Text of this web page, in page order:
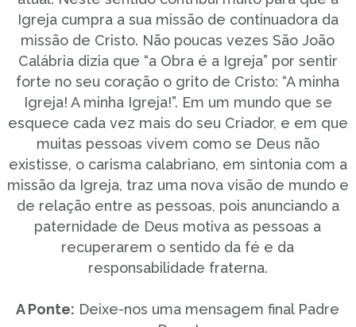
Igreja cumpra a sua missão de continuadora da
missão de Cristo. Não poucas vezes São João
Calábria dizia que “a Obra é a Igreja” por sentir
forte no seu coração o grito de Cristo: “A minha
Igreja! A minha Igreja!”. Em um mundo que se
esquece cada vez mais do seu Criador, e em que
muitas pessoas vivem como se Deus não
existisse, o carisma calabriano, em sintonia com a
missão da Igreja, traz uma nova visão de mundo e
de relação entre as pessoas, pois anunciando a
paternidade de Deus motiva as pessoas a
recuperarem o sentido da fé e da
responsabilidade fraterna.
A Ponte: Deixe-nos uma mensagem final Padre